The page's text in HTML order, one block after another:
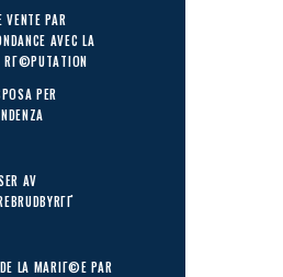
VENTE PAR
AVEC LA
RГ©PUTATION
PER
AV
LA MARIГ©E PAR